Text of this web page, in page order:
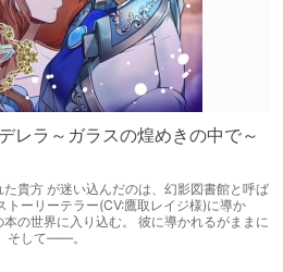
レラ～ガラスの煌めきの中で～
貴方 が迷い込んだのは、幻影図書館と呼ば
トーリーテラー(CV:鷹取レイジ様)に導か
の世界に入り込む。 彼に導かれるがままに
そして――。